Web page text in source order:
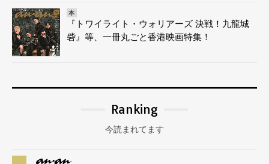
本
『トワイライト・ウォリアーズ 決戦！九龍城
砦』等、一冊丸ごと香港映画特集！
Ranking
今読まれてます